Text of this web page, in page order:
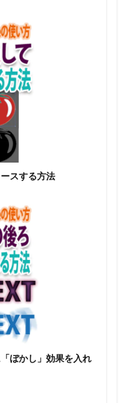
スする方法
ぼかし」効果を入れ